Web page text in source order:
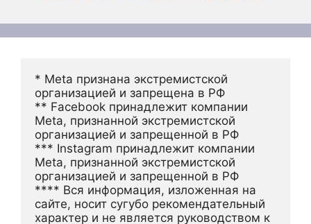
* Meta признана экстремистской
организацией и запрещена в РФ
** Facebook принадлежит компании
Meta, признанной экстремистской
организацией и запрещенной в РФ
*** Instagram принадлежит компании
Meta, признанной экстремистской
организацией и запрещенной в РФ
**** Вся информация, изложенная на
сайте, носит сугубо рекомендательный
характер и не является руководством к